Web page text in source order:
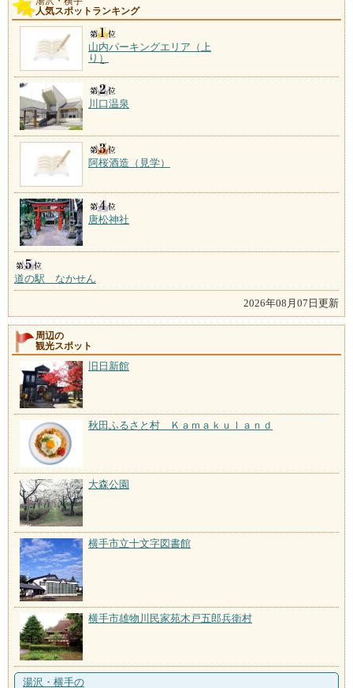
人気スポットランキング
山内パーキングエリア（上
り）
川口温泉
阿桜酒造（見学）
唐松神社
道の駅 なかせん
2026年08月07日更新
周辺の
観光スポット
旧日新館
秋田ふるさと村 Ｋａｍａｋｕｌａｎｄ
大森公園
横手市立十文字図書館
横手市雄物川民家苑木戸五郎兵衛村
湯沢・横手の